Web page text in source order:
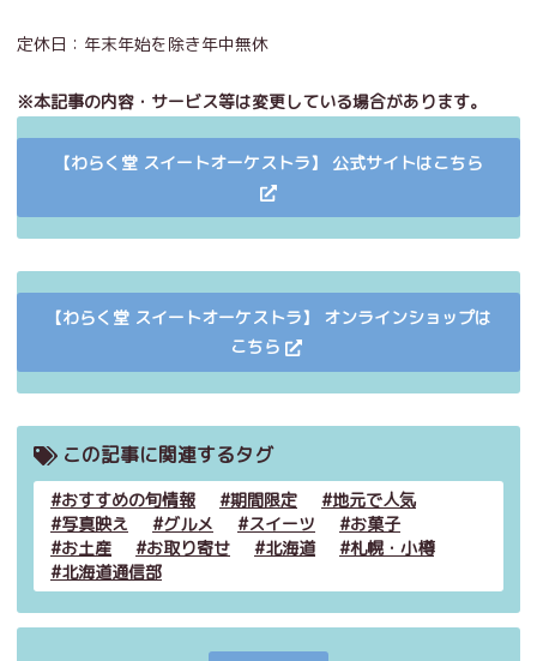
定休日：年末年始を除き年中無休
※本記事の内容・サービス等は変更している場合があります。
【わらく堂 スイートオーケストラ】 公式サイトはこちら
【わらく堂 スイートオーケストラ】 オンラインショップは
こちら
この記事に関連するタグ
おすすめの旬情報 期間限定
地元で人気
写真映え
グルメ スイーツ
お菓子
お土産
お取り寄せ 北海道
札幌・小樽
北海道通信部